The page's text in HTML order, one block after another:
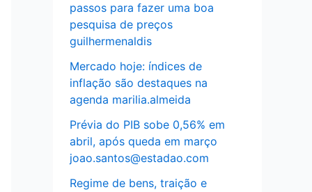
passos para fazer uma boa
pesquisa de preços
guilhermenaldis
Mercado hoje: índices de
inflação são destaques na
agenda marilia.almeida
Prévia do PIB sobe 0,56% em
abril, após queda em março
joao.santos@estadao.com
Regime de bens, traição e